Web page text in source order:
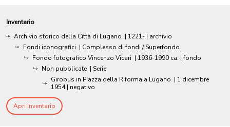
Inventario
Archivio storico della Città di Lugano | 1221- | archivio
Fondi iconografici | Complesso di fondi / Superfondo
Fondo fotografico Vincenzo Vicari | 1936-1990 ca. | fondo
Non pubblicate | Serie
Girobus in Piazza della Riforma a Lugano | 1 dicembre
1954 | negativo
Apri Inventario